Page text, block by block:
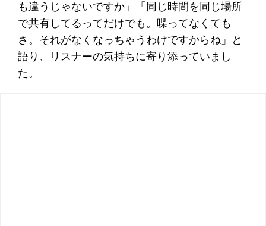
も違うじゃないですか」「同じ時間を同じ場所
で共有してるってだけでも。喋ってなくても
さ。それがなくなっちゃうわけですからね」と
語り、リスナーの気持ちに寄り添っていまし
た。